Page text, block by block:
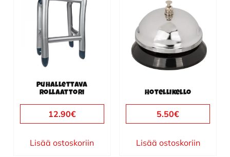
Puhallettava
rollaattori
12.90€
Lisää ostoskoriin
Hotellikello
5.50€
Lisää ostoskoriin